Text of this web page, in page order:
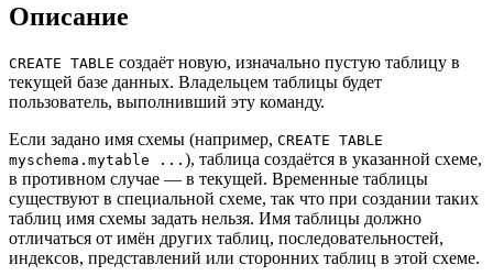
Описание
CREATE TABLE создаёт новую, изначально пустую таблицу в
текущей базе данных. Владельцем таблицы будет
пользователь, выполнивший эту команду.
Если задано имя схемы (например, CREATE TABLE
myschema.mytable ... ), таблица создаётся в указанной схеме,
в противном случае — в текущей. Временные таблицы
существуют в специальной схеме, так что при создании таких
таблиц имя схемы задать нельзя. Имя таблицы должно
отличаться от имён других таблиц, последовательностей,
индексов, представлений или сторонних таблиц в этой схеме.